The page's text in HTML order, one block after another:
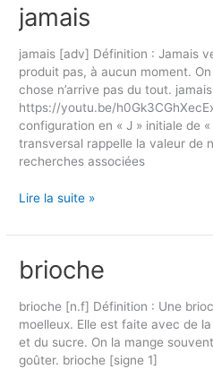
jamais
jamais [adv] Définition : Jamais
produit pas, à aucun moment.
chose n’arrive pas du tout.
https://youtu.be/
configuration en « J » initiale de
transversal rappelle la valeur de
recherches associées
jamais
Lire la suite »
brioche
brioche [n.f] Définition : Une
moelleux. Elle est faite avec de
et du sucre. On la mange
goûter. brioche [signe 1]
brioche